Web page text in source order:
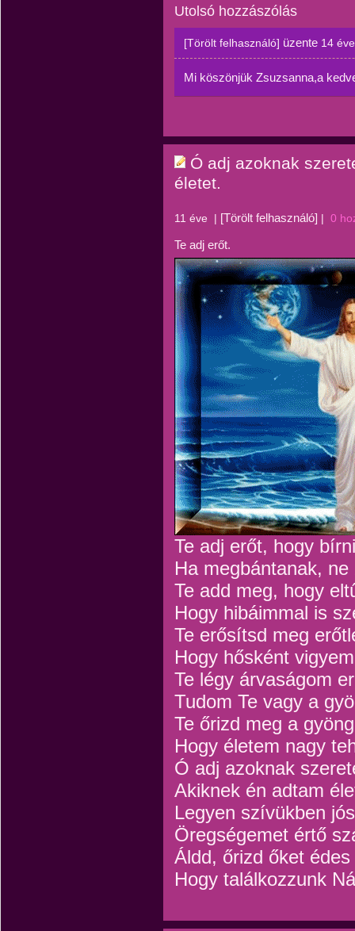
Utolsó hozzászólás
[Törölt felhasználó] üzente 14 éve
Mi köszönjük Zsuzsanna,a
Ó adj azoknak
életet.
11 éve | [Törölt felhasználó] | 0
Te adj erőt.
Te adj erőt, hogy
Ha megbántanak, ne
Te add meg, hogy
Hogy hibáimmal is
Te erősítsd meg
Hogy hősként
Te légy árvaságom
Tudom Te vagy a
Te őrizd meg a
Hogy életem nagy
Ó adj azoknak
Akiknek én adtam
Legyen szívükben
Öregségemet értő
Áldd, őrizd őket
Hogy találkozzunk